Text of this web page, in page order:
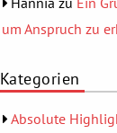
um Anspruch zu
Kategorien
Absolute